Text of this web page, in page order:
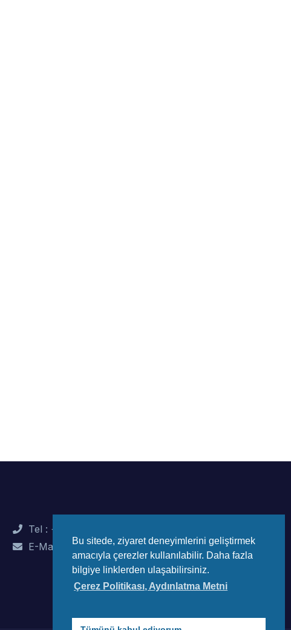
Tel : +90 (312) 442 82 78
E-Mail : info@wec-turkiye.org.tr
Bu sitede, ziyaret deneyimlerini geliştirmek
amacıyla çerezler kullanılabilir. Daha fazla
bilgiye linklerden ulaşabilirsiniz.
Çerez Politikası, Aydınlatma Metni